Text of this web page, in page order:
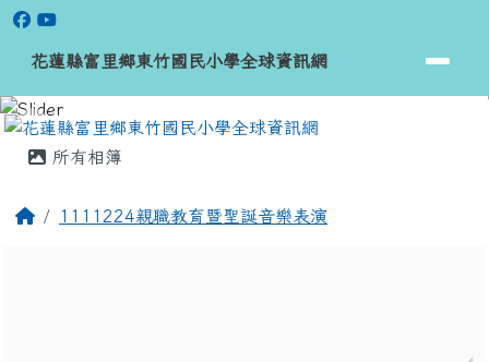
跳至主內容區
花蓮縣富里鄉東竹國民小學全球資
花蓮縣富里鄉東竹國民小學全球資訊網
主內容區域
所有相簿
回首頁1111224親職教育暨聖誕音樂表演
頁尾區域